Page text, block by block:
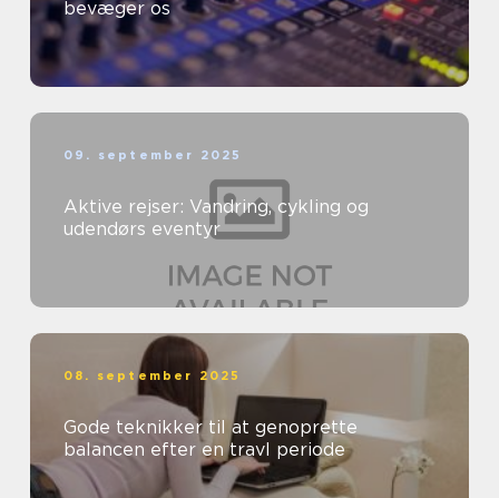
bevæger os
09. september 2025
Aktive rejser: Vandring, cykling og
udendørs eventyr
08. september 2025
Gode teknikker til at genoprette
balancen efter en travl periode